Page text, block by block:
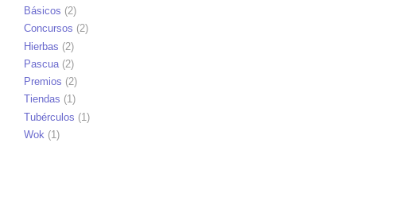
Básicos (2)
Concursos (2)
Hierbas (2)
Pascua (2)
Premios (2)
Tiendas (1)
Tubérculos (1)
Wok (1)